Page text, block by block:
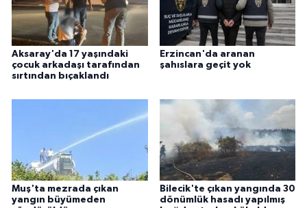
Aksaray'da 17 yaşındaki
çocuk arkadaşı tarafından
sırtından bıçaklandı
Erzincan'da aranan
şahıslara geçit yok
Muş'ta mezrada çıkan
yangın büyümeden
Bilecik'te çıkan yangında 30
dönümlük hasadı yapılmış